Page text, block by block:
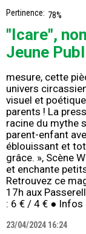
Pertinence: 78%
"Icare",
Jeune
mesure, cette
univers
visuel et
parents ! La
racine du mythe
parent-enfant
éblouissant et
grâce. », Scène
et enchante
Retrouvez ce
17h aux
: 6 € / 4 € ● Infos
23/04/2024 16:24